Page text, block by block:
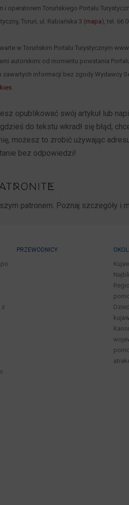
i operatorem Toruńskiego Portalu
Toruń, ul. Rabiańska 3 (mapa), tel. 66
w Toruńskim Portalu Turystycznym
autorskimi od momentu powstania
zawartych informacji bez zgody Wydawcy
opublikować swój artykuł lub
do tekstu wkradł się błąd,
możesz to zrobić używając
bez odpowiedzi!
patronem. Poznaj szczegóły i
z
PRZEWODNICY